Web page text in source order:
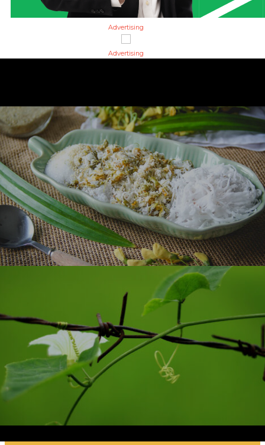
Advertising
Advertising